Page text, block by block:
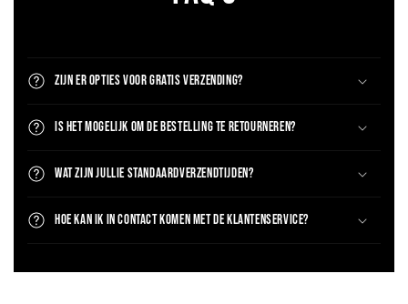
Zijn er opties voor gratis verzending?
Is het mogelijk om de bestelling te retourneren?
Wat zijn jullie standaardverzendtijden?
Hoe kan ik in contact komen met de klantenservice?